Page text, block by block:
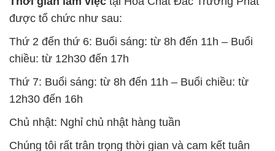
được tổ chức như sau:
Thứ 2 đến thứ 6: Buổi sáng: từ 8h đến 11h – Buổi
chiều: từ 12h30 đến 17h
Thứ 7: Buổi sáng: từ 8h đến 11h – Buổi chiều: từ
12h30 đến 16h
Chủ nhật: Nghỉ chủ nhật hàng tuần
Chúng tôi rất trân trọng thời gian và cam kết tuân